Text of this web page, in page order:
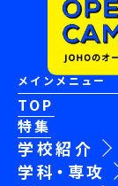
メインメニュー
TOP
特集
学校紹介
学科・専攻